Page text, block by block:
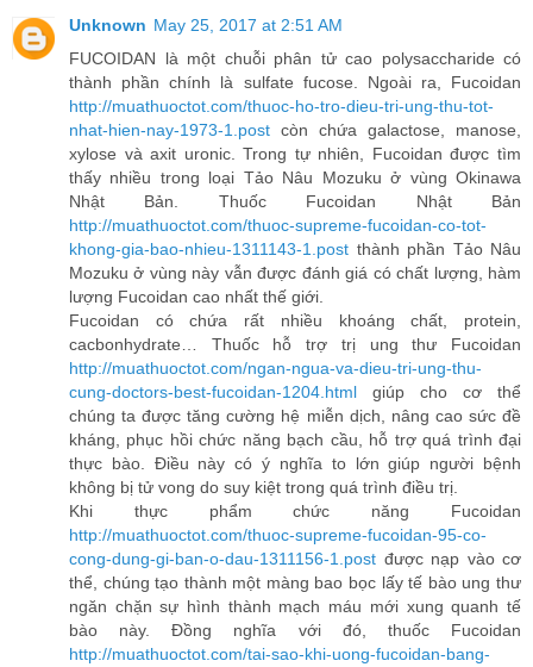
Unknown May 25, 2017 at 2:51 AM
FUCOIDAN là một chuỗi phân tử cao polysaccharide có
thành phần chính là sulfate fucose. Ngoài ra, Fucoidan
http://muathuoctot.com/thuoc-ho-tro-dieu-tri-ung-thu-tot-
nhat-hien-nay-1973-1.post còn chứa galactose, manose,
xylose và axit uronic. Trong tự nhiên, Fucoidan được tìm
thấy nhiều trong loại Tảo Nâu Mozuku ở vùng Okinawa
Nhật Bản. Thuốc Fucoidan Nhật Bản
http://muathuoctot.com/thuoc-supreme-fucoidan-co-tot-
khong-gia-bao-nhieu-1311143-1.post thành phần Tảo Nâu
Mozuku ở vùng này vẫn được đánh giá có chất lượng, hàm
lượng Fucoidan cao nhất thế giới.
Fucoidan có chứa rất nhiều khoáng chất, protein,
cacbonhydrate… Thuốc hỗ trợ trị ung thư Fucoidan
http://muathuoctot.com/ngan-ngua-va-dieu-tri-ung-thu-
cung-doctors-best-fucoidan-1204.html giúp cho cơ thể
chúng ta được tăng cường hệ miễn dịch, nâng cao sức đề
kháng, phục hồi chức năng bạch cầu, hỗ trợ quá trình đại
thực bào. Điều này có ý nghĩa to lớn giúp người bệnh
không bị tử vong do suy kiệt trong quá trình điều trị.
Khi thực phẩm chức năng Fucoidan
http://muathuoctot.com/thuoc-supreme-fucoidan-95-co-
cong-dung-gi-ban-o-dau-1311156-1.post được nạp vào cơ
thể, chúng tạo thành một màng bao bọc lấy tế bào ung thư
ngăn chặn sự hình thành mạch máu mới xung quanh tế
bào này. Đồng nghĩa với đó, thuốc Fucoidan
http://muathuoctot.com/tai-sao-khi-uong-fucoidan-bang-